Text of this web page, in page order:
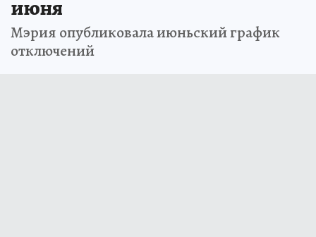
горячую воду на неделе с 1
июня
Мэрия опубликовала июньский график